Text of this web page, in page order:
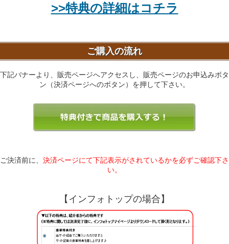
>>特典の詳細はコチラ
ご購入の流れ
下記バナーより、販売ページへアクセスし、販売ページのお申込みボタ
ン（決済ページへのボタン）を押して下さい。
ご決済前に、 決済ページにて下記表示がされているかを必ずご確認下さ
い。
【インフォトップの場合】